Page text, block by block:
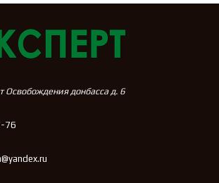
Освобождения донбасса д. 6
76